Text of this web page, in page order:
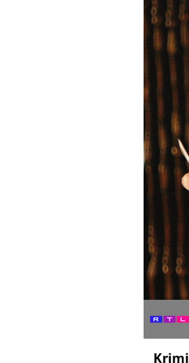
Krimi